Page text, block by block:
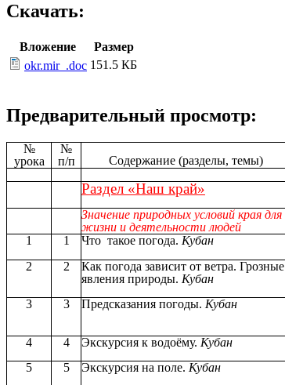
Скачать:
Вложение
Размер
okr.mir_.doc 151.5 КБ
Предварительный просмотр:
№
урока
№
п/п
Содержание (разделы, темы)
Раздел «Наш край»
Значение природных условий края для
жизни и деятельности людей
1
1 Что такое погода. Кубан
2
2
Как погода зависит от ветра. Грозные
явления природы. Кубан
3
3 Предсказания погоды. Кубан
4
4 Экскурсия к водоёму. Кубан
5
5 Экскурсия на поле. Кубан